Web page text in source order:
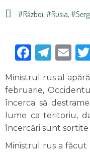
#război, #Rusia,
Ministrul rus al
februarie,
încerca să
lume ca teritoriu,
încercări sunt
Ministrul rus a